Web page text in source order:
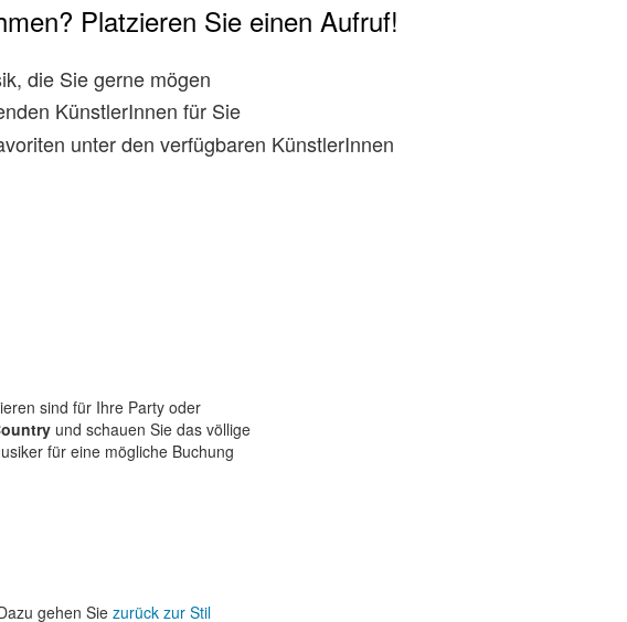
Platzieren Sie einen Aufruf!
die Sie gerne mögen
KünstlerInnen für Sie
unter den verfügbaren KünstlerInnen
sind für Ihre Party oder
und schauen Sie das völlige
für eine mögliche Buchung
gehen Sie zurück zur Stil